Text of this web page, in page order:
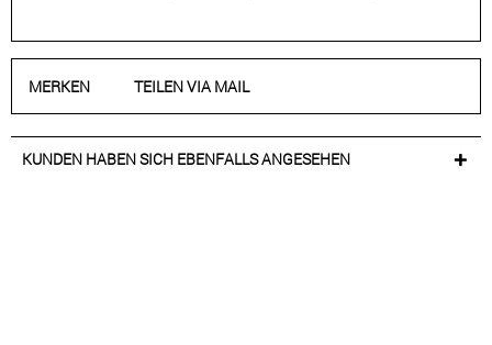
MERKEN TEILEN VIA MAIL
KUNDEN HABEN SICH EBENFALLS ANGESEHEN